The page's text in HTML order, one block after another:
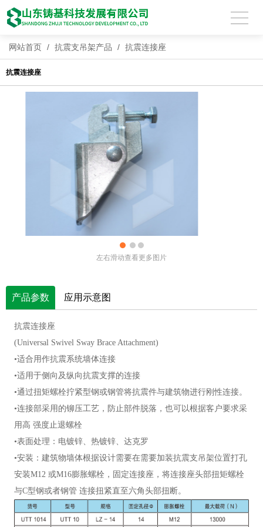
网站首页 / 抗震支吊架产品 / 抗震连接座
抗震连接座
左右滑动查看更多图片
产品参数 应用示意图
抗震连接座
(Universal Swivel Sway Brace Attachment)
•适合用作抗震系统墙体连接
•适用于侧向及纵向抗震支撑的连接
•通过扭矩螺栓拧紧型钢或钢管将抗震件与建筑物进行刚性连接。
•连接部采用的铆压工艺，防止部件脱落，也可以根据客户要求采
用高 强度止退螺栓
•表面处理：电镀锌、热镀锌、达克罗
•安装：建筑物墙体根据设计需要在需要加装抗震支吊架位置打孔
安装M12 或M16膨胀螺栓，固定连接座，将连接座头部扭矩螺栓
与C型钢或者钢管 连接扭紧直至六角头部扭断。